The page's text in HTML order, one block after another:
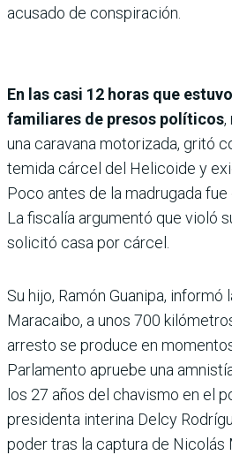
acusado de conspiración.
En las casi 12 horas que
familiares de presos políticos,
una caravana motorizada, gritó
temida cárcel del Helicoide y
Poco antes de la madrugada
La fiscalía argumentó que violó
solicitó casa por cárcel.
Su hijo, Ramón Guanipa,
Maracaibo, a unos 700
arresto se produce en
Parlamento apruebe una
los 27 años del chavismo en el
presidenta interina Delcy
poder tras la captura de Nicolás